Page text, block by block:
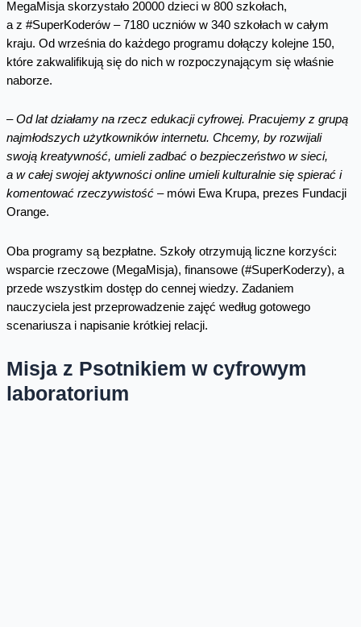
MegaMisja skorzystało 20000 dzieci w 800 szkołach,
a z #SuperKoderów – 7180 uczniów w 340 szkołach w całym
kraju. Od września do każdego programu dołączy kolejne 150,
które zakwalifikują się do nich w rozpoczynającym się właśnie
naborze.
–Od lat działamy na rzecz edukacji cyfrowej. Pracujemy z grupą
najmłodszych użytkowników internetu. Chcemy, by rozwijali
swoją kreatywność, umieli zadbać o bezpieczeństwo w sieci,
a w całej swojej aktywności online umieli kulturalnie się spierać i
komentować rzeczywistość – mówi Ewa Krupa, prezes Fundacji
Orange.
Oba programy są bezpłatne. Szkoły otrzymują liczne korzyści:
wsparcie rzeczowe (MegaMisja), finansowe (#SuperKoderzy), a
przede wszystkim dostęp do cennej wiedzy. Zadaniem
nauczyciela jest przeprowadzenie zajęć według gotowego
scenariusza i napisanie krótkiej relacji.
Misja z Psotnikiem w cyfrowym
laboratorium